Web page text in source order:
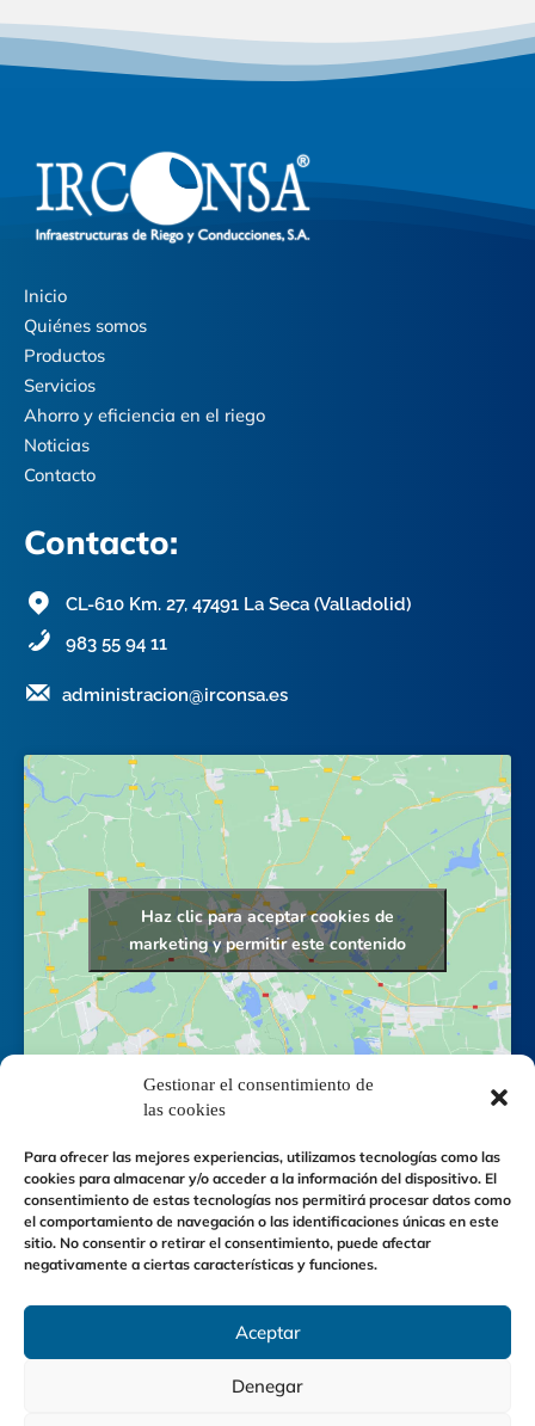
Gestionar el consentimiento de
las cookies
Para ofrecer las mejores experiencias, utilizamos tecnologías como las
cookies para almacenar y/o acceder a la información del dispositivo. El
consentimiento de estas tecnologías nos permitirá procesar datos como
el comportamiento de navegación o las identificaciones únicas en este
sitio. No consentir o retirar el consentimiento, puede afectar
negativamente a ciertas características y funciones.
Aceptar
Denegar
Inicio
Quiénes somos
Productos
Servicios
Ahorro y eficiencia en el riego
Noticias
Contacto
Contacto:
CL-610 Km. 27, 47491 La Seca (Valladolid)
983 55 94 11
administracion@irconsa.es
Haz clic para aceptar cookies de
marketing y permitir este contenido
Accesibilidad